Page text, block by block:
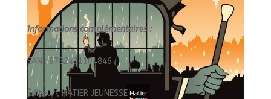
Informations complémentaires :
EAN : 9782401104846
Éditeur : HATIER JEUNESSE